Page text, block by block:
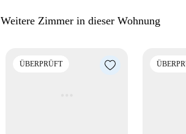
Castillo und die Escuela de Hosteleria
Weitere Zimmer in dieser Wohnung
ÜBERPRÜFT